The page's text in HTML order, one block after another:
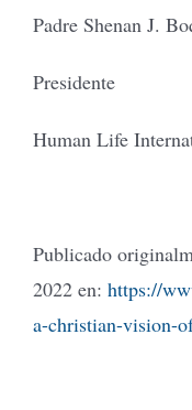
Padre Shenan J.
Presidente
Human Life
Publicado
2022 en: https://
a-christian-vision-